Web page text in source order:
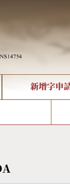
新增字申